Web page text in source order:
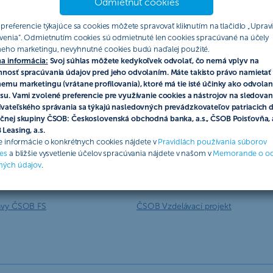
Odmietnuť cookies
preferencie týkajúce sa cookies môžete spravovať kliknutím na tlačidlo
Odmietnutím cookies sú odmietnuté len cookies spracúvané na účely
marketingu, nevyhnutné cookies budú naďalej použité.
informácia: Svoj súhlas môžete kedykoľvek odvolať, čo nemá vplyv na
spracúvania údajov pred jeho odvolaním. Máte takisto právo namietať
marketingu (vrátane profilovania), ktoré má tie isté účinky ako
Vami zvolené preferencie pre využívanie cookies a nástrojov na
správania sa týkajú nasledovných prevádzkovateľov patriacich
skupiny ČSOB: Československá obchodná banka, a.s., ČSOB Poisťovňa,
Leasing, a.s.
informácie o konkrétnych cookies nájdete v Pravidlách používania súborov
a bližšie vysvetlenie účelov spracúvania nájdete v našom v Memorande o
údajov.
podmienky
akcií
ČSOB FS
Nástroje
Kurzový lístok
Pobočky a bankomaty
IBAN konvertor
ČSOB Vzdelávací projekt